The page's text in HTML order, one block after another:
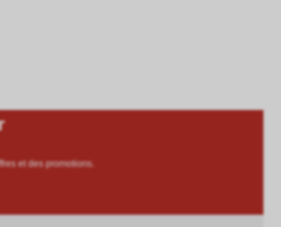
et des promotions.